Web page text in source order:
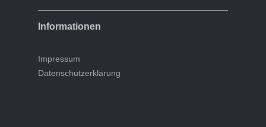
Informationen
Impressum
Datenschutzerklärung